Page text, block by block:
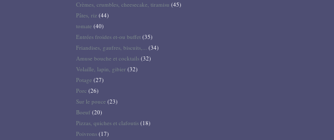
Crèmes, crumbles, cheesecake, tiramisu (45)
Pâtes, riz (44)
tomate (40)
Entrées froides et-ou buffet (35)
Friandises, gaufres, biscuits,... (34)
Amuse bouche et cocktails (32)
Volaille, lapin, gibier (32)
Potage (27)
Porc (26)
Sur le pouce (23)
Boeuf (20)
Pizzas, quiches et clafoutis (18)
Poivrons (17)